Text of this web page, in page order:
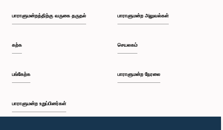
பாராளுமன்றத்திற்கு வருகை தருதல்
கற்க
பங்கேற்க
பாராளுமன்ற உறுப்பினர்கள்
பாராளுமன்ற அலுவல்கள்
செயலகம்
பாராளுமன்ற நேரலை